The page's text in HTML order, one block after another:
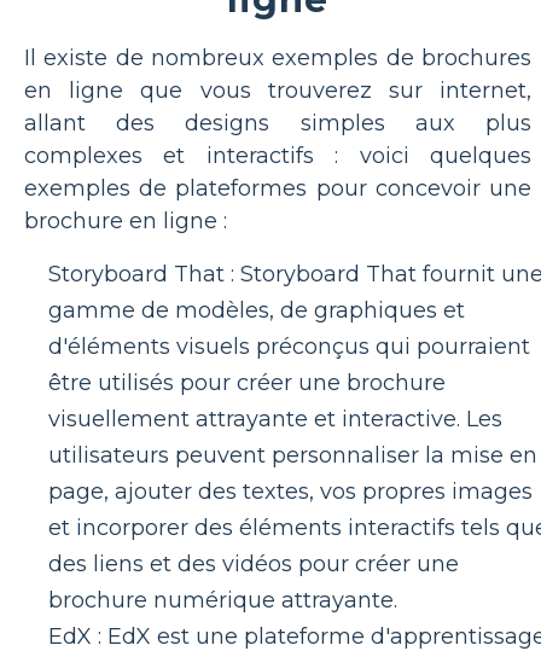
Il existe de nombreux exemples de brochures
en ligne que vous trouverez sur internet,
allant des designs simples aux plus
complexes et interactifs : voici quelques
exemples de plateformes pour concevoir une
brochure en ligne :
Storyboard That : Storyboard That fournit
gamme de modèles, de graphiques et
d'éléments visuels préconçus qui pourraient
être utilisés pour créer une brochure
visuellement attrayante et interactive. Les
utilisateurs peuvent personnaliser la mise en
page, ajouter des textes, vos propres images
et incorporer des éléments interactifs tels
des liens et des vidéos pour créer une
brochure numérique attrayante.
EdX : EdX est une plateforme